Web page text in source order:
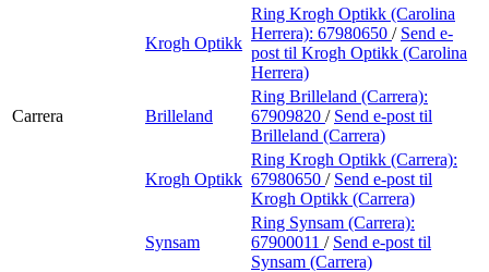
Krogh Optikk
Ring Krogh Optikk (Carolina
Herrera): 67980650 / Send e-
post til Krogh Optikk (Carolina
Herrera)
Carrera Brilleland
Ring Brilleland (Carrera):
67909820 / Send e-post til
Brilleland (Carrera)
Krogh Optikk
Ring Krogh Optikk (Carrera):
67980650 / Send e-post til
Krogh Optikk (Carrera)
Synsam
Ring Synsam (Carrera):
67900011 / Send e-post til
Synsam (Carrera)